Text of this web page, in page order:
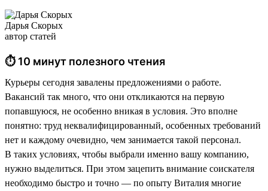
Дарья Скорых
автор статей
⏱ 10 минут полезного чтения
Курьеры сегодня завалены предложениями о работе.
Вакансий так много, что они откликаются на первую
попавшуюся, не особенно вникая в условия. Это вполне
понятно: труд неквалифицированный, особенных требований
нет и каждому очевидно, чем занимается такой персонал.
В таких условиях, чтобы выбрали именно вашу компанию,
нужно выделиться. При этом зацепить внимание соискателя
необходимо быстро и точно — по опыту Виталия многие